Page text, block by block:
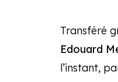
Transféré
Edouard
l’instant,